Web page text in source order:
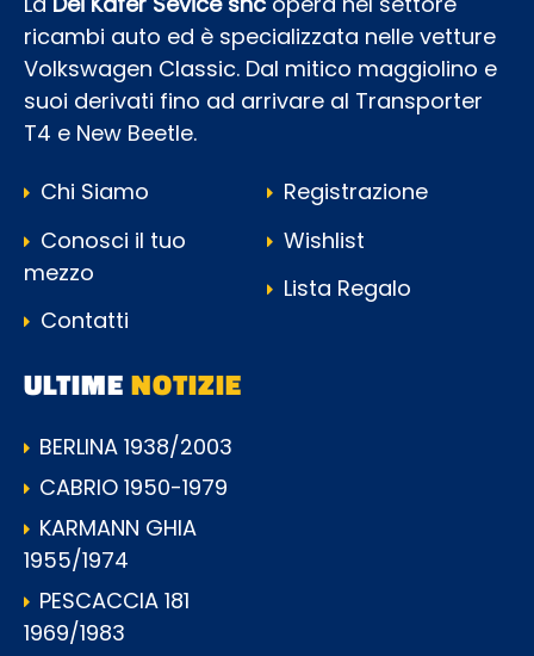
ricambi auto ed è specializzata nelle vetture
Volkswagen Classic. Dal mitico maggiolino e
suoi derivati fino ad arrivare al Transporter
T4 e New Beetle.
Chi Siamo
Conosci il tuo
mezzo
Contatti
Registrazione
Wishlist
Lista Regalo
ULTIMENOTIZIE
BERLINA 1938/2003
CABRIO 1950-1979
KARMANN GHIA
1955/1974
PESCACCIA 181
1969/1983